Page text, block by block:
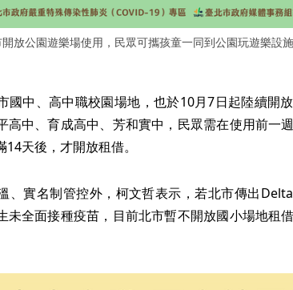
放公園遊樂場使用，民眾可攜孩童一同到公園玩遊樂設
國中、高中職校園場地，也於10月7日起陸續開
高中、育成高中、芳和實中，民眾需在使用前一
天後，才開放租借。
、實名制管控外，柯文哲表示，若北市傳出
未全面接種疫苗，目前北市暫不開放國小場地租